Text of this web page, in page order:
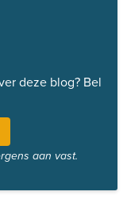
deze blog? Bel
aan vast.